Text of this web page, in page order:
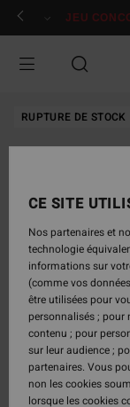
Passer
Se connecter
JEU
RUPTURE DE STOCK
CE SITE
Nos partenaires et
technologie
informations sur
(comme vos
être utilisées pour
personnalisés ;
contenu ; pour
sur leur audience ;
partenaires. Vous
non les cookies
lorsque les cookies